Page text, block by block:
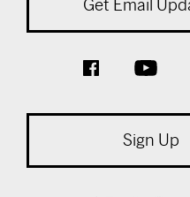
Get Email
Sign Up